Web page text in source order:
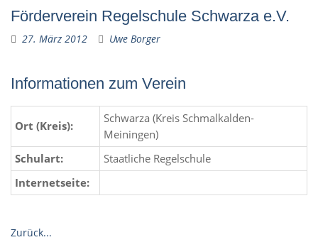
Förderverein Regelschule Schwarza e.V.
27. März 2012 Uwe Borger
Informationen zum Verein
Ort (Kreis):
Schwarza (Kreis Schmalkalden-
Meiningen)
Schulart:
Staatliche Regelschule
Internetseite:
Zurück...